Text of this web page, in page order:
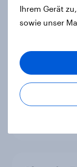
KitKat &
Artikel
Mehrheit
Ihrem Gerät
sowie unser